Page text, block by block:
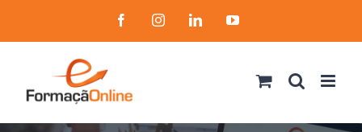
to
FacebookInstagramLinkedInYouTube